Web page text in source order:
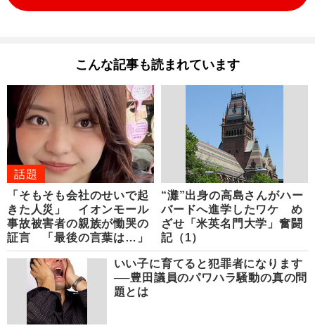
こんな記事も読まれています
話題
「そもそも会社のせいで起
きた人災」 イオンモール
事故被害者の親族が慟哭の
証言 「最後の言葉は…」
“灘”出身の高島さんがハー
バードへ進学したワケ め
ざせ「米英名門大学」奮闘
記（1）
いい子に育てると犯罪者になります
──豊田議員のパワハラ騒動の真の問
題とは